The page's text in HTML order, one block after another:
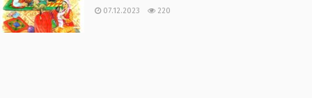
07.12.2023 220